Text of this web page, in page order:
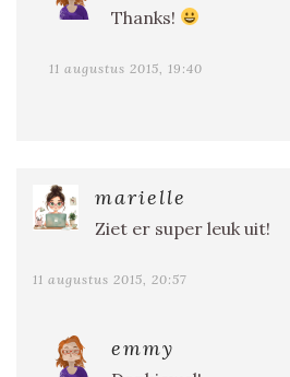
Thanks!
11 augustus 2015, 19:40
marielle
Ziet er super leuk uit!
11 augustus 2015, 20:57
emmy